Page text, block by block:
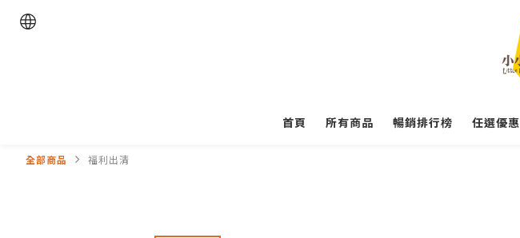
首頁 所有商品 暢銷排行榜 任選優惠
全部商品 福利出清